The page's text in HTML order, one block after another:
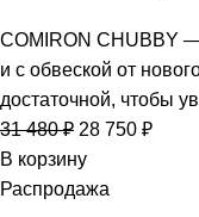
COMIRON CHUBBY
и с обвеской от
достаточной, чтобы
31 480₽ 28 750 ₽
В корзину
Распродажа